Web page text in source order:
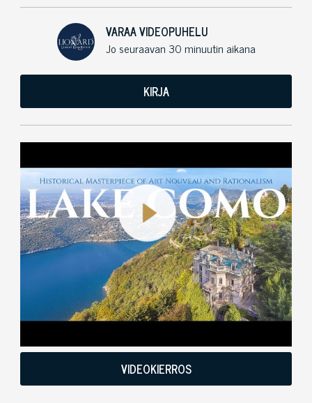
VARAA VIDEOPUHELU
Jo seuraavan 30 minuutin aikana
KIRJA
VIDEOKIERROS